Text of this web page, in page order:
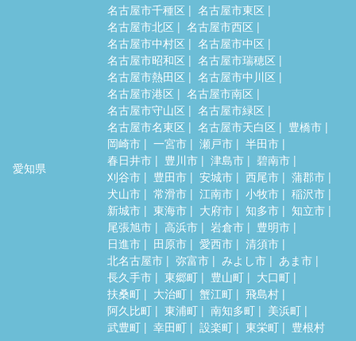
愛知県
名古屋市千種区
名古屋市東区
名古屋市北区
名古屋市西区
名古屋市中村区
名古屋市中区
名古屋市昭和区
名古屋市瑞穂区
名古屋市熱田区
名古屋市中川区
名古屋市港区
名古屋市南区
名古屋市守山区
名古屋市緑区
名古屋市名東区
名古屋市天白区
豊橋市
岡崎市
一宮市 瀬戸市
半田市
春日井市
豊川市 津島市
碧南市
刈谷市
豊田市 安城市 西尾市
蒲郡市
犬山市
常滑市 江南市 小牧市
稲沢市
新城市
東海市 大府市 知多市
知立市
尾張旭市
高浜市 岩倉市
豊明市
日進市
田原市 愛西市
清須市
北名古屋市
弥富市 みよし市
あま市
長久手市
東郷町 豊山町
大口町
扶桑町
大治町 蟹江町
飛島村
阿久比町
東浦町 南知多町
美浜町
武豊町
幸田町 設楽町 東栄町 豊根村